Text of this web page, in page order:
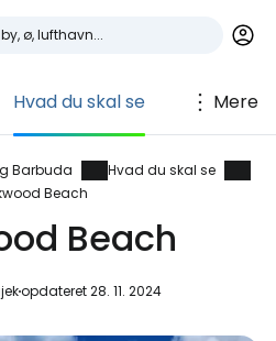
Hvad du skal se Mere
Barbuda
Hvad du skal se
Beach
Beach
opdateret 28. 11. 2024
Cestee